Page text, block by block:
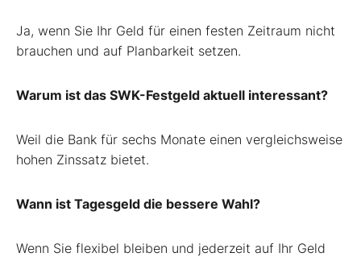
Ja, wenn Sie Ihr Geld für einen festen Zeitraum nicht
brauchen und auf Planbarkeit setzen.
Warum ist das SWK-Festgeld aktuell interessant?
Weil die Bank für sechs Monate einen vergleichsweise
hohen Zinssatz bietet.
Wann ist Tagesgeld die bessere Wahl?
Wenn Sie flexibel bleiben und jederzeit auf Ihr Geld